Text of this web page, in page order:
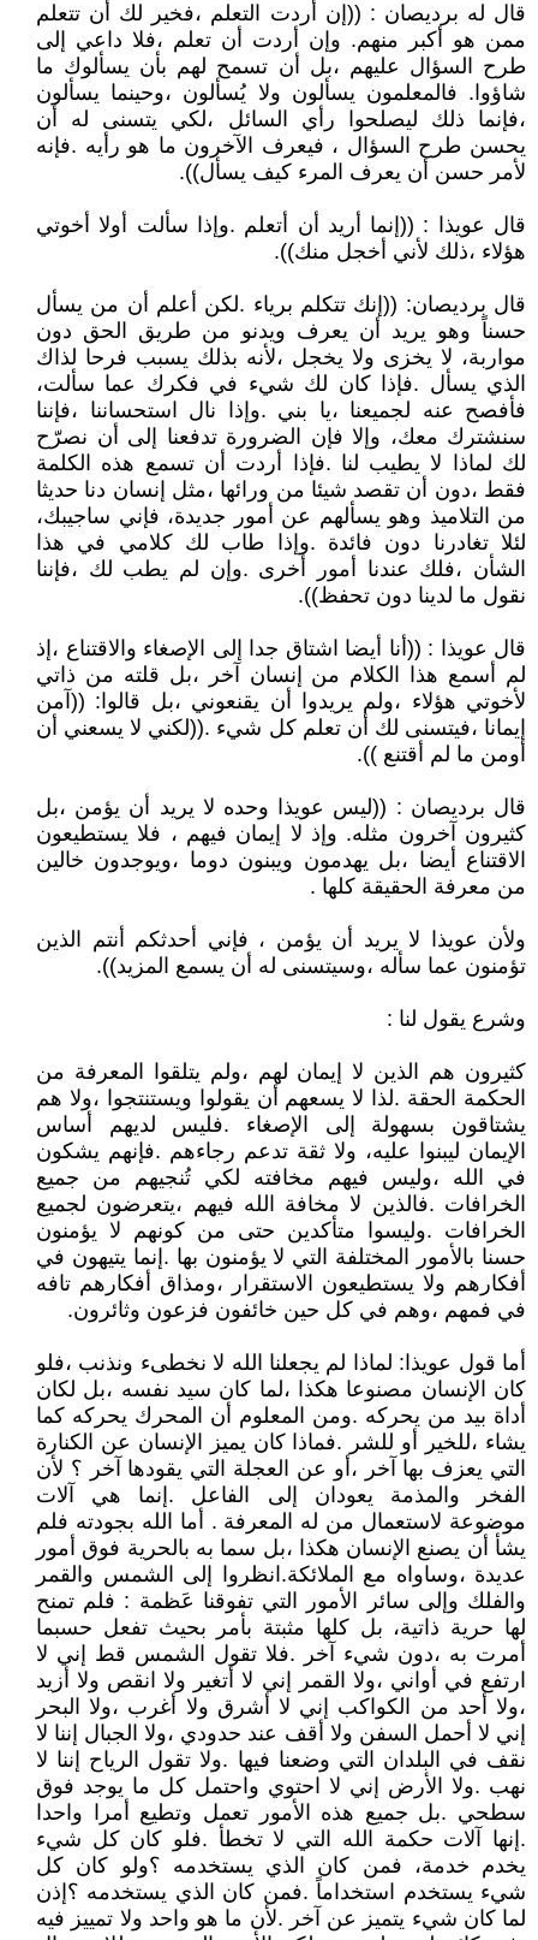
قال له برديصان : ((إن أردت التعلم ،فخير لك أن تتعلم
ممن هو أكبر منهم. وإن أردت أن تعلم ،فلا داعي إلى
طرح السؤال عليهم ،بل أن تسمح لهم بأن يسألوك ما
شاؤوا. فالمعلمون يسألون ولا يُسألون ،وحينما يسألون
،فإنما ذلك ليصلحوا رأي السائل ،لكي يتسنى له أن
يحسن طرح السؤال ، فيعرف الآخرون ما هو رأيه .فإنه
لأمر حسن أن يعرف المرء كيف يسأل)).
قال عويذا : ((إنما أريد أن أتعلم .وإذا سألت أولا أخوتي
هؤلاء ،ذلك لأني أخجل منك)).
قال برديصان: ((إنك تتكلم برياء .لكن أعلم أن من يسأل
حسناً وهو يريد أن يعرف ويدنو من طريق الحق دون
مواربة، لا يخزى ولا يخجل ،لأنه بذلك يسبب فرحا لذاك
الذي يسأل .فإذا كان لك شيء في فكرك عما سألت،
فأفصح عنه لجميعنا ،يا بني .وإذا نال استحساننا ،فإننا
سنشترك معك، وإلا فإن الضرورة تدفعنا إلى أن نصرّح
لك لماذا لا يطيب لنا .فإذا أردت أن تسمع هذه الكلمة
فقط ،دون أن تقصد شيئا من ورائها ،مثل إنسان دنا حديثا
من التلاميذ وهو يسألهم عن أمور جديدة، فإني ساجيبك،
لئلا تغادرنا دون فائدة .وإذا طاب لك كلامي في هذا
الشأن ،فلك عندنا أمور أخرى .وإن لم يطب لك ،فإننا
نقول ما لدينا دون تحفظ)).
قال عويذا : ((أنا أيضا اشتاق جدا إلى الإصغاء والاقتناع ،إذ
لم أسمع هذا الكلام من إنسان آخر ،بل قلته من ذاتي
لأخوتي هؤلاء ،ولم يريدوا أن يقنعوني ،بل قالوا: ((آمن
إيمانا ،فيتسنى لك أن تعلم كل شيء .((لكني لا يسعني أن
أومن ما لم أقتنع )).
قال برديصان : ((ليس عويذا وحده لا يريد أن يؤمن ،بل
كثيرون آخرون مثله. وإذ لا إيمان فيهم ، فلا يستطيعون
الاقتناع أيضا ،بل يهدمون ويبنون دوما ،ويوجدون خالين
من معرفة الحقيقة كلها .
ولأن عويذا لا يريد أن يؤمن ، فإني أحدثكم أنتم الذين
تؤمنون عما سأله ،وسيتسنى له أن يسمع المزيد)).
وشرع يقول لنا :
كثيرون هم الذين لا إيمان لهم ،ولم يتلقوا المعرفة من
الحكمة الحقة .لذا لا يسعهم أن يقولوا ويستنتجوا ،ولا هم
يشتاقون بسهولة إلى الإصغاء .فليس لديهم أساس
الإيمان ليبنوا عليه، ولا ثقة تدعم رجاءهم .فإنهم يشكون
في الله ،وليس فيهم مخافته لكي تُنجيهم من جميع
الخرافات .فالذين لا مخافة الله فيهم ،يتعرضون لجميع
الخرافات .وليسوا متأكدين حتى من كونهم لا يؤمنون
حسنا بالأمور المختلفة التي لا يؤمنون بها .إنما يتيهون في
أفكارهم ولا يستطيعون الاستقرار ،ومذاق أفكارهم تافه
في فمهم ،وهم في كل حين خائفون فزعون وثائرون.
أما قول عويذا: لماذا لم يجعلنا الله لا نخطىء ونذنب ،فلو
كان الإنسان مصنوعا هكذا ،لما كان سيد نفسه ،بل لكان
أداة بيد من يحركه .ومن المعلوم أن المحرك يحركه كما
يشاء ،للخير أو للشر .فماذا كان يميز الإنسان عن الكنارة
التي يعزف بها آخر ،أو عن العجلة التي يقودها آخر ؟ لأن
الفخر والمذمة يعودان إلى الفاعل .إنما هي آلات
موضوعة لاستعمال من له المعرفة . أما الله بجودته فلم
يشأ أن يصنع الإنسان هكذا ،بل سما به بالحرية فوق أمور
عديدة ،وساواه مع الملائكة.انظروا إلى الشمس والقمر
والفلك وإلى سائر الأمور التي تفوقنا عَظمة : فلم تمنح
لها حرية ذاتية، بل كلها مثبتة بأمر بحيث تفعل حسبما
أمرت به ،دون شيء آخر .فلا تقول الشمس قط إني لا
ارتفع في أواني ،ولا القمر إني لا أتغير ولا انقص ولا أزيد
،ولا أحد من الكواكب إني لا أشرق ولا أغرب ،ولا البحر
إني لا أحمل السفن ولا أقف عند حدودي ،ولا الجبال إننا لا
نقف في البلدان التي وضعنا فيها .ولا تقول الرياح إننا لا
نهب .ولا الأرض إني لا احتوي واحتمل كل ما يوجد فوق
سطحي .بل جميع هذه الأمور تعمل وتطيع أمرا واحدا
.إنها آلات حكمة الله التي لا تخطأ .فلو كان كل شيء
يخدم خدمة، فمن كان الذي يستخدمه ؟ولو كان كل
شيء يستخدم استخداماً .فمن كان الذي يستخدمه ؟إذن
لما كان شيء يتميز عن آخر .لأن ما هو واحد ولا تمييز فيه